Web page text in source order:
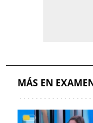
MÁS EN